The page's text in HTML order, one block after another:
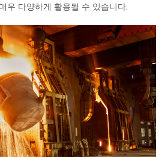
우 다양하게 활용될 수 있습니다.